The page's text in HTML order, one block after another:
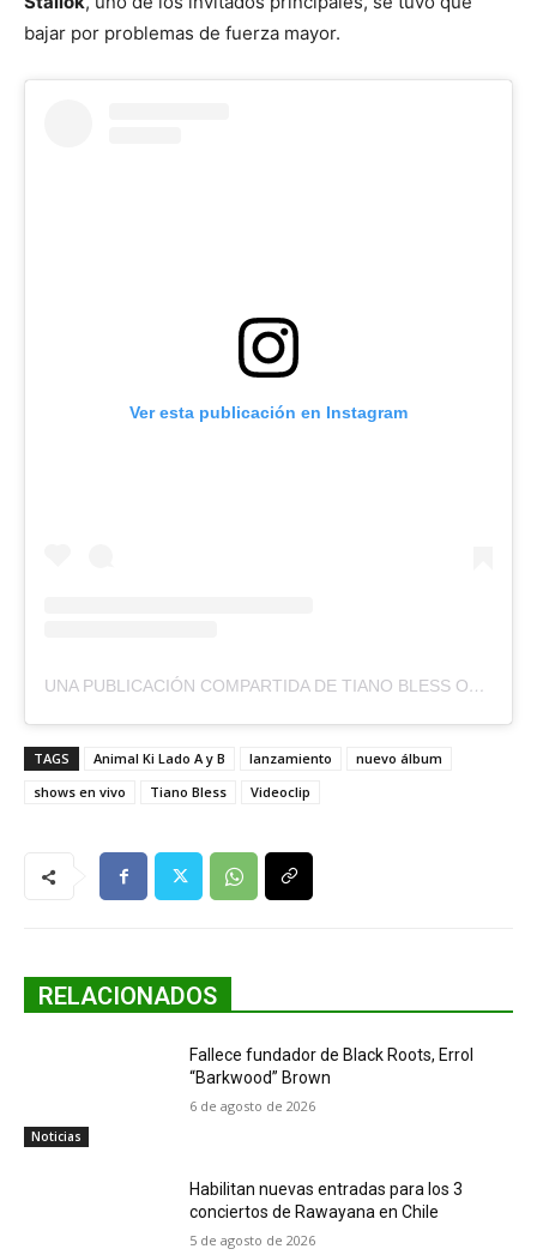
bajar por problemas de fuerza mayor.
Ver esta publicación en Instagram
UNA PUBLICACIÓN COMPARTIDA DE TIANO BLESS OFICIAL (@TIANOBLESS)
TAGS Animal Ki Lado A y B lanzamiento
nuevo álbum
shows en vivo
Tiano Bless Videoclip
RELACIONADOS
Noticias
Fallece fundador de Black Roots, Errol
“Barkwood” Brown
6 de agosto de 2026
Habilitan nuevas entradas para los 3
conciertos de Rawayana en Chile
5 de agosto de 2026